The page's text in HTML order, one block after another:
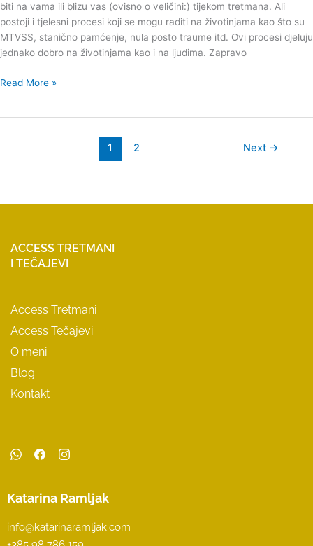
biti na vama ili blizu vas (ovisno o veličini:) tijekom tretmana. Ali
postoji i tjelesni procesi koji se mogu raditi na životinjama kao što su
MTVSS, stanično pamćenje, nula posto traume itd. Ovi procesi djeluju
jednako dobro na životinjama kao i na ljudima. Zapravo
Read More »
1 2 Next →
ACCESS TRETMANI
I TEČAJEVI
Access Tretmani
Access Tečajevi
O meni
Blog
Kontakt
Katarina Ramljak
info@katarinaramljak.com